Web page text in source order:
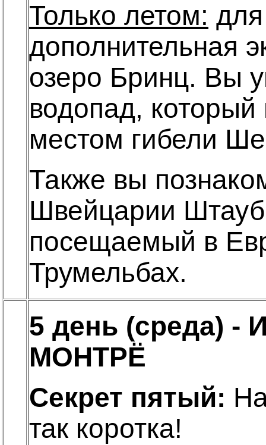
Только летом:
дополнительная
озеро Бринц. Вы
водопад,
местом гибели
Также вы
Швейцарии
посещаемый в
Трумельбах.
5 день (среда)
МОНТРЁ
Секрет пятый:
так коротка!